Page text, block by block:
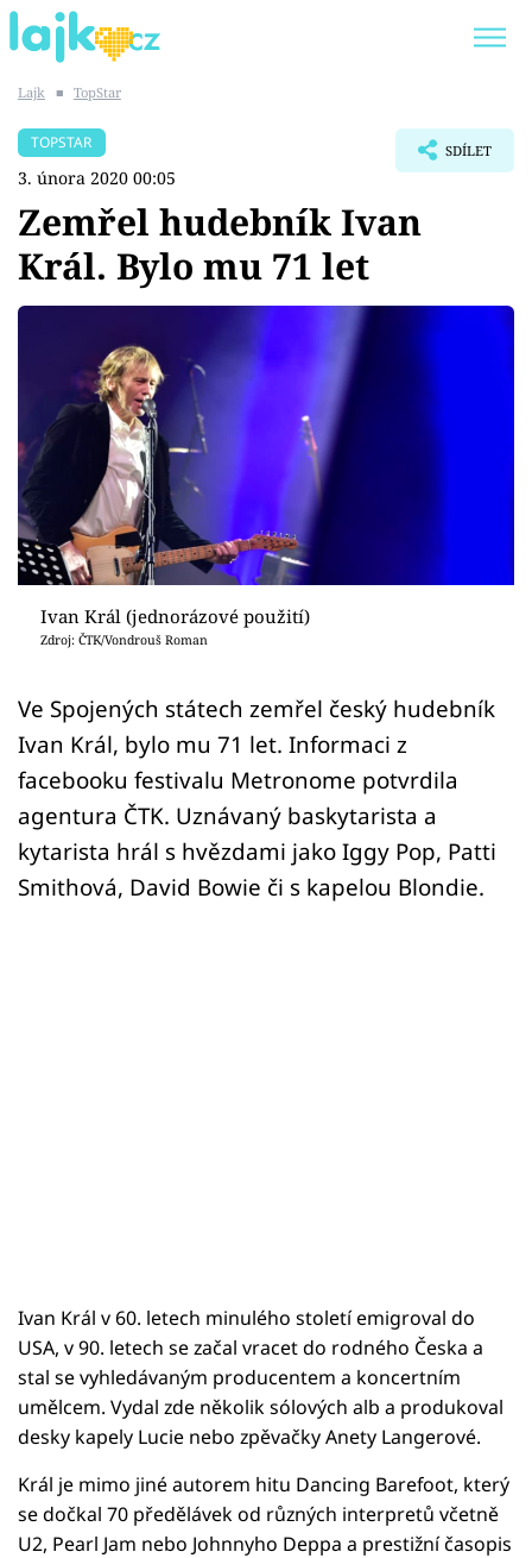
SHOPAHOLICADEL
Témata
Showbyznys
Youtubeři
Virály
Sex a vztahy
Videa
Sledujte prima+
Přihlášení
Sledujte nás
Lajk ■ TopStar
TOPSTAR
3. února 2020 00:05
SDÍLET
Zemřel hudebník Ivan
Král. Bylo mu 71 let
Ivan Král (jednorázové použití)
Zdroj: ČTK/Vondrouš Roman
Ve Spojených státech zemřel český hudebník
Ivan Král, bylo mu 71 let. Informaci z
facebooku festivalu Metronome potvrdila
agentura ČTK. Uznávaný baskytarista a
kytarista hrál s hvězdami jako Iggy Pop, Patti
Smithová, David Bowie či s kapelou Blondie.
Ivan Král v 60. letech minulého století emigroval do
USA, v 90. letech se začal vracet do rodného Česka a
stal se vyhledávaným producentem a koncertním
umělcem. Vydal zde několik sólových alb a produkoval
desky kapely Lucie nebo zpěvačky Anety Langerové.
Král je mimo jiné autorem hitu Dancing Barefoot, který
se dočkal 70 předělávek od různých interpretů včetně
U2, Pearl Jam nebo Johnnyho Deppa a prestižní časopis